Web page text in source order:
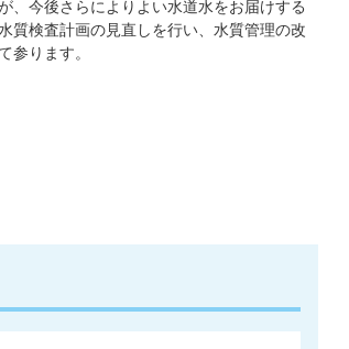
、今後さらによりよい水道水をお届けする
質検査計画の見直しを行い、水質管理の改
参ります。